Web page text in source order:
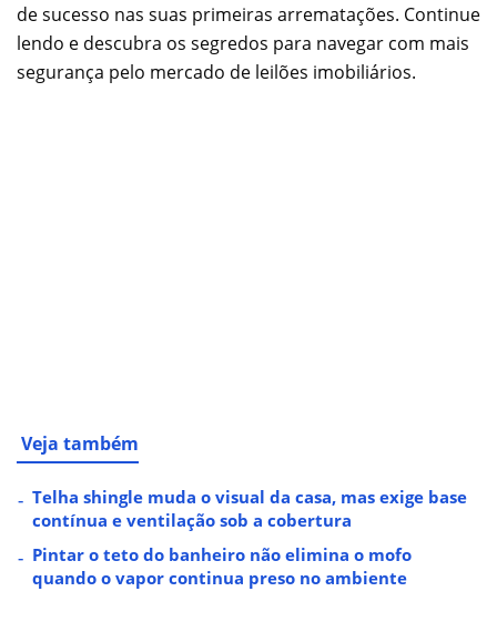
de sucesso nas suas primeiras arrematações. Continue
lendo e descubra os segredos para navegar com mais
segurança pelo mercado de leilões imobiliários.
Veja também
Telha shingle muda o visual da casa, mas exige base
contínua e ventilação sob a cobertura
Pintar o teto do banheiro não elimina o mofo
quando o vapor continua preso no ambiente